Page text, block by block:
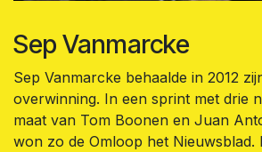
Sep Vanmarcke
Sep Vanmarcke behaalde in 2012
overwinning. In een sprint met drie
maat van Tom Boonen en Juan
won zo de Omloop het Nieuwsblad.